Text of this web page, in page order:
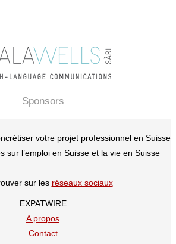
Sponsors
votre projet professionnel en Suisse
sur l’emploi en Suisse et la vie en Suisse
sur les réseaux sociaux
EXPATWIRE
A propos
Contact